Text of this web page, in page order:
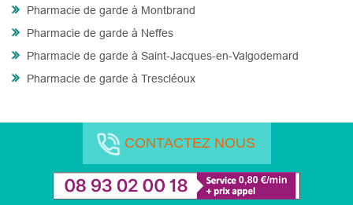
Pharmacie de garde à Montbrand
Pharmacie de garde à Neffes
Pharmacie de garde à Saint-Jacques-en-Valgodemard
Pharmacie de garde à Trescléoux
CONTACTEZ NOUS